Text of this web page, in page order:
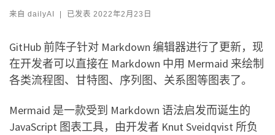
来自 dailyAI | 已发表 2022年2月23日
GitHub 前阵子针对 Markdown 编辑器进行了更新，现
在开发者可以直接在 Markdown 中用 Mermaid 来绘制
各类流程图、甘特图、序列图、关系图等图表了。
Mermaid 是一款受到 Markdown 语法启发而诞生的
JavaScript 图表工具，由开发者 Knut Sveidqvist 所负